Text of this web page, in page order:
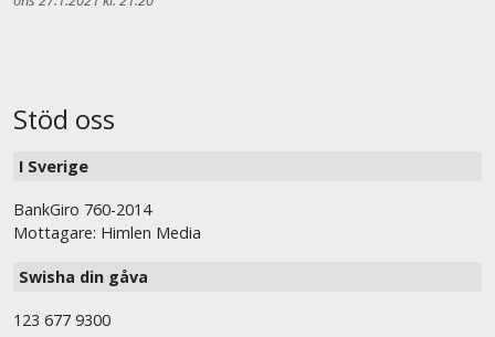
Stöd oss
I Sverige
BankGiro 760-2014
Mottagare: Himlen Media
Swisha din gåva
123 677 9300